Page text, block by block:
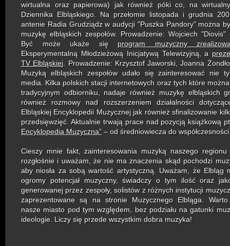
wirtualna oraz papierowa) jak również póki co, na
Dziennika Elbląskiego. Na przełomie listopada i grudnia
antenie Radia Grudziądz w audycji "Puszka Pandory" można
muzykę elbląskich zespołów. Prowadzenie: Wojciech "Diovis"
Być może ukaże się program muzyczny
Eksperymentalną Młodzieżową Inicjatywą Telewizyjną, a
TV Elbląskiej. Prowadzenie: Krzysztof Jaworski, Joanna
Muzyką elbląskich zespołów udało się zainteresować nie
media. Kilka polskich stacji internetowych oraz tych które można
tradycyjnym odbiorniku, nadaje również muzykę elbląskich
również rozmowy nad rozszerzeniem działalności
Elbląskiej Encyklopedii Muzycznej jak również sfinalizowanie
przedsięwzięć. Aktualnie trwają prace nad pozycją książkową
Encyklopedia Muzyczna” – od średniowiecza do
Cieszy mnie fakt, zainteresowania muzyką naszego
rozgłośnie i uważam, że nie ma znaczenia skąd pochodzi
aby niosła za sobą wartość artystyczną. Uważam, że Elbląg
ogromy potencjał muzyczny, świadczy o tym ilość oraz
generowanej przez zespoły, solistów z różnych instytucji
zaprezentowane są na stronie Muzycznego Elbląga. Warto
nasze miasto pod tym względem, bez podziału na gatunki
ideologie. Liczy się przede wszystkim dobra muzyka!